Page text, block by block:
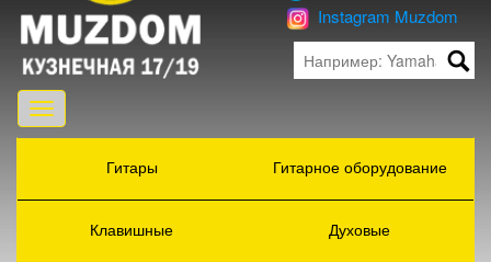
Instagram Muzdom
Toggle
navigation
Гитары
Гитарное оборудование
Клавишные Духовые